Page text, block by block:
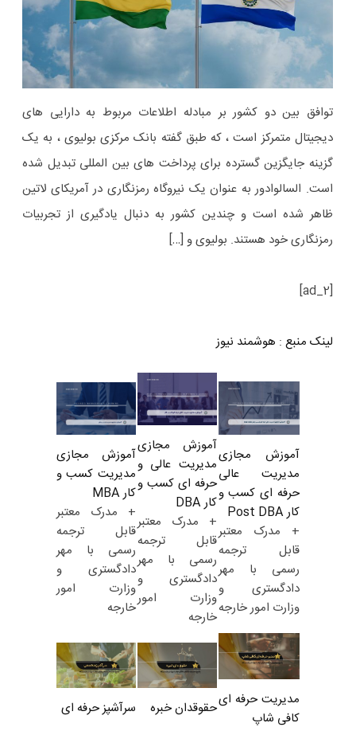
توافق بین دو کشور بر مبادله اطلاعات مربوط به دارایی های
دیجیتال متمرکز است ، که طبق گفته بانک مرکزی بولیوی ، به یک
گزینه جایگزین گسترده برای پرداخت های بین المللی تبدیل شده
است. السالوادور به عنوان یک نیروگاه رمزنگاری در آمریکای لاتین
ظاهر شده است و چندین کشور به دنبال یادگیری از تجربیات
رمزنگاری خود هستند. بولیوی و […]
[ad_2]
لینک منبع : هوشمند نیوز
آموزش مجازی
مدیریت عالی
حرفه ای کسب و
کار Post DBA
+ مدرک معتبر
قابل ترجمه
رسمی با مهر
دادگستری و
وزارت امور خارجه
آموزش مجازی
مدیریت عالی و
حرفه ای کسب و
کار DBA
+ مدرک معتبر
قابل ترجمه
رسمی با مهر
دادگستری و
وزارت امور
خارجه
آموزش مجازی
مدیریت کسب و
کار MBA
+ مدرک معتبر
قابل ترجمه
رسمی با مهر
دادگستری و
وزارت امور
خارجه
مدیریت حرفه ای
کافی شاپ
حقوقدان خبره سرآشپز حرفه ای